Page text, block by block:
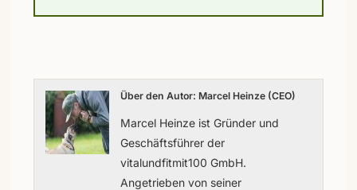
Über den Autor: Marcel Heinze (CEO)
Marcel Heinze ist Gründer und
Geschäftsführer der
vitalundfitmit100 GmbH.
Angetrieben von seiner